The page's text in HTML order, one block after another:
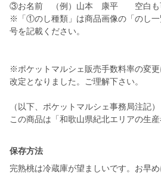
③お名前 （例）山本 康平 空白も
※「①のし種類」は商品画像の「のし一
号を記載ください。
※ポケットマルシェ販売手数料率の変
改定となりました。ご理解下さい。
（以下、ポケットマルシェ事務局注記）
この商品は「和歌山県紀北エリアの生産
保存方法
完熟桃は冷蔵庫が望ましいです。お早め